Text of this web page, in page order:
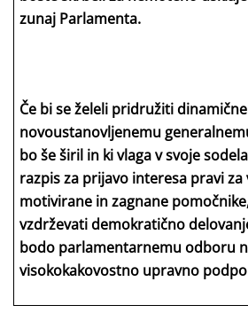
zunaj Parlamenta.
Če bi se želeli pridružiti
novoustanovljenemu
bo še širil in ki vlaga v svoje
razpis za prijavo interesa pravi za
motivirane in zagnane
vzdrževati demokratično
bodo parlamentarnemu odboru
visokokakovostno upravno